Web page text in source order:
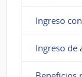
Ingreso
Ingreso de